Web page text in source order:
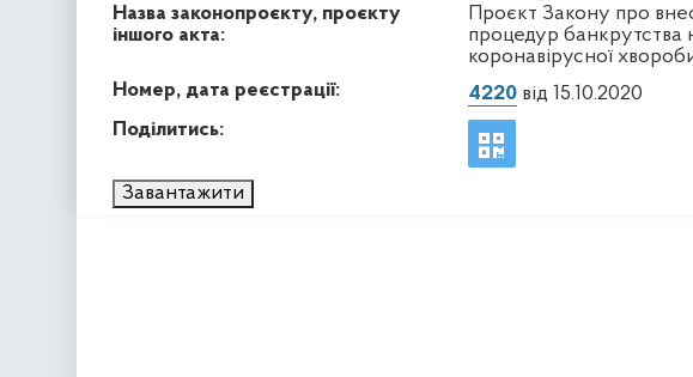
Назва законопроєкту, проєкту
іншого акта:
Проєкт Закону про
процедур банкрутства
коронавірусної
Номер, дата реєстрації:
4220від 15.10.2020
Поділитись:
Завантажити